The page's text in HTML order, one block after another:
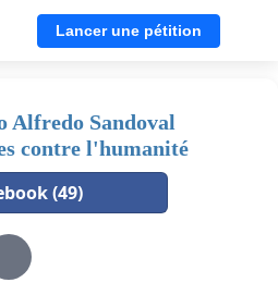
Lancer une pétition
Sandoval
contre l'humanité
(49)